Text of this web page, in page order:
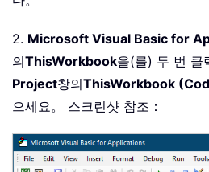
2. Microsoft Visual Basic for
의ThisWorkbook을(를) 두 번 클
Project창의ThisWorkbook
으세요。 스크린샷 참조：